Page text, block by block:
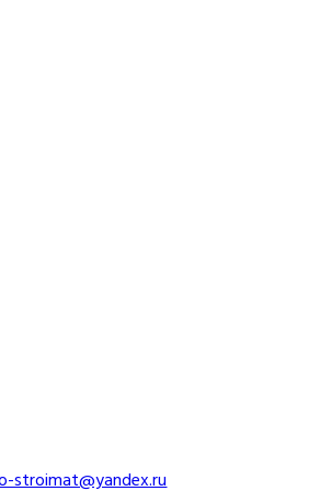
stroimat@yandex.ru